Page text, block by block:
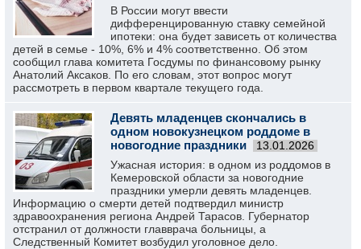
В России могут ввести
дифференцированную ставку семейной
ипотеки: она будет зависеть от количества
детей в семье - 10%, 6% и 4% соответственно. Об этом
сообщил глава комитета Госдумы по финансовому рынку
Анатолий Аксаков. По его словам, этот вопрос могут
рассмотреть в первом квартале текущего года.
Девять младенцев скончались в
одном новокузнецком роддоме в
новогодние праздники
13.01.2026
Ужасная история: в одном из роддомов в
Кемеровской области за новогодние
праздники умерли девять младенцев.
Информацию о смерти детей подтвердил министр
здравоохранения региона Андрей Тарасов. Губернатор
отстранил от должности главврача больницы, а
Следственный Комитет возбудил уголовное дело.